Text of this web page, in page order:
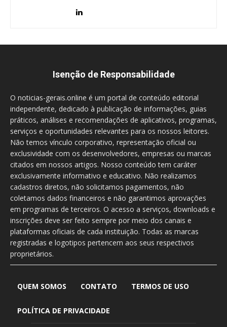
Isenção de Responsabilidade
O noticias-gerais.online é um portal de conteúdo editorial
independente, dedicado à publicação de informações, guias
práticos, análises e recomendações de aplicativos, programas,
serviços e oportunidades relevantes para os nossos leitores.
Não temos vínculo corporativo, representação oficial ou
exclusividade com os desenvolvedores, empresas ou marcas
citados em nossos artigos. Nosso conteúdo tem caráter
exclusivamente informativo e educativo. Não realizamos
cadastros diretos, não solicitamos pagamentos, não
coletamos dados financeiros e não garantimos aprovações
em programas de terceiros. O acesso a serviços, downloads e
inscrições deve ser feito sempre por meio dos canais e
plataformas oficiais de cada instituição. Todas as marcas
registradas e logotipos pertencem aos seus respectivos
proprietários.
QUEM SOMOS CONTATO TERMOS DE USO
POLÍTICA DE PRIVACIDADE